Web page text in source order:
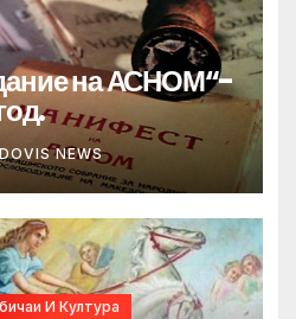
на АСНОМ“-
NEWS
И Култура